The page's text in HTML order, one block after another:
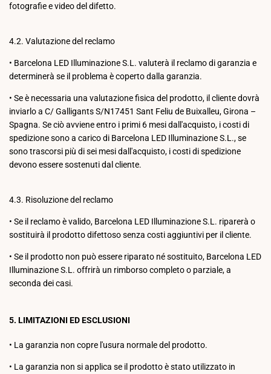
fotografie e video del difetto.
4.2. Valutazione del reclamo
• Barcelona LED Illuminazione S.L. valuterà il reclamo di garanzia e
determinerà se il problema è coperto dalla garanzia.
• Se è necessaria una valutazione fisica del prodotto, il cliente dovrà
inviarlo a C/ Galligants S/N17451 Sant Feliu de Buixalleu, Girona –
Spagna. Se ciò avviene entro i primi 6 mesi dall'acquisto, i costi di
spedizione sono a carico di Barcelona LED Illuminazione S.L., se
sono trascorsi più di sei mesi dall'acquisto, i costi di spedizione
devono essere sostenuti dal cliente.
4.3. Risoluzione del reclamo
• Se il reclamo è valido, Barcelona LED Illuminazione S.L. riparerà o
sostituirà il prodotto difettoso senza costi aggiuntivi per il cliente.
• Se il prodotto non può essere riparato né sostituito, Barcelona LED
Illuminazione S.L. offrirà un rimborso completo o parziale, a
seconda dei casi.
5. LIMITAZIONI ED ESCLUSIONI
• La garanzia non copre l'usura normale del prodotto.
• La garanzia non si applica se il prodotto è stato utilizzato in